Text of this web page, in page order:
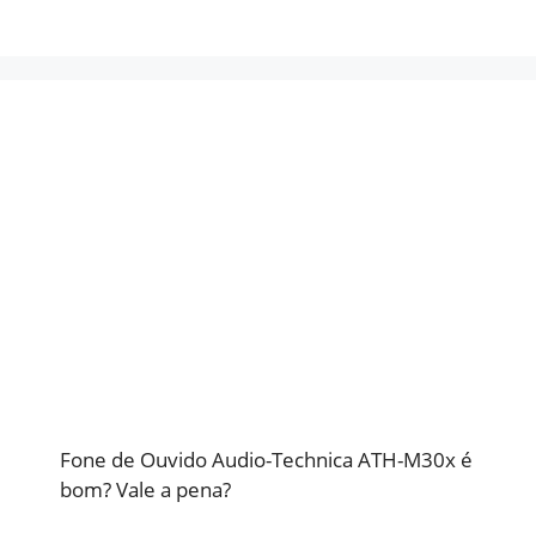
Fone de Ouvido Audio-Technica ATH-M30x é
bom? Vale a pena?